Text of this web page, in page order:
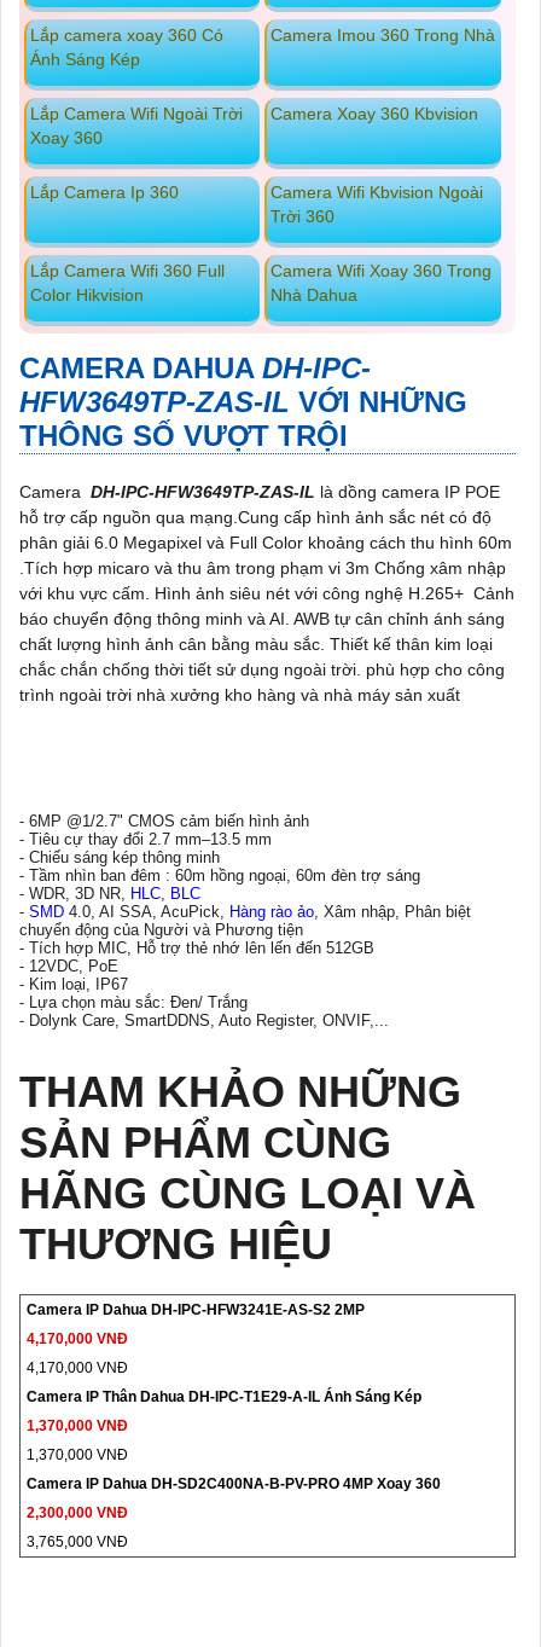
Lắp camera xoay 360 Có
Ánh Sáng Kép
Camera Imou 360 Trong Nhà
Lắp Camera Wifi Ngoài Trời
Xoay 360
Camera Xoay 360 Kbvision
Lắp Camera Ip 360
Camera Wifi Kbvision Ngoài
Trời 360
Lắp Camera Wifi 360 Full
Color Hikvision
Camera Wifi Xoay 360 Trong
Nhà Dahua
CAMERA DAHUA DH-IPC-
HFW3649TP-ZAS-IL VỚI NHỮNG
THÔNG SỐ VƯỢT TRỘI
Camera DH-IPC-HFW3649TP-ZAS-IL là dồng camera IP POE
hỗ trợ cấp nguồn qua mạng.Cung cấp hình ảnh sắc nét có độ
phân giải 6.0 Megapixel và Full Color khoảng cách thu hình 60m
.Tích hợp micaro và thu âm trong phạm vi 3m Chống xâm nhập
với khu vực cấm. Hình ảnh siêu nét với công nghệ H.265+ Cảnh
báo chuyển động thông minh và AI. AWB tự cân chỉnh ánh sáng
chất lượng hình ảnh cân bằng màu sắc. Thiết kế thân kim loại
chắc chắn chống thời tiết sử dụng ngoài trời. phù hợp cho công
trình ngoài trời nhà xưởng kho hàng và nhà máy sản xuất
- 6MP @1/2.7" CMOS cảm biến hình ảnh
- Tiêu cự thay đổi 2.7 mm–13.5 mm
- Chiếu sáng kép thông minh
- Tầm nhìn ban đêm : 60m hồng ngoại, 60m đèn trợ sáng
- WDR, 3D NR,
HLC
BLC
- SMD 4.0, AI SSA, AcuPick, Hàng rào ảo , Xâm nhập, Phân biệt
chuyển động của Người và Phương tiện
- Tích hợp MIC, Hỗ trợ thẻ nhớ lên lến đến 512GB
- 12VDC, PoE
- Kim loại, IP67
- Lựa chọn màu sắc: Đen/ Trắng
- Dolynk Care, SmartDDNS, Auto Register, ONVIF,...
THAM KHẢO NHỮNG
SẢN PHẨM CÙNG
HÃNG CÙNG LOẠI VÀ
THƯƠNG HIỆU
Camera IP Dahua DH-IPC-HFW3241E-AS-S2 2MP
4,170,000 VNĐ
4,170,000 VNĐ
Camera IP Thân Dahua DH-IPC-T1E29-A-IL Ánh Sáng Kép
1,370,000 VNĐ
1,370,000 VNĐ
Camera IP Dahua DH-SD2C400NA-B-PV-PRO 4MP Xoay 360
2,300,000 VNĐ
3,765,000 VNĐ